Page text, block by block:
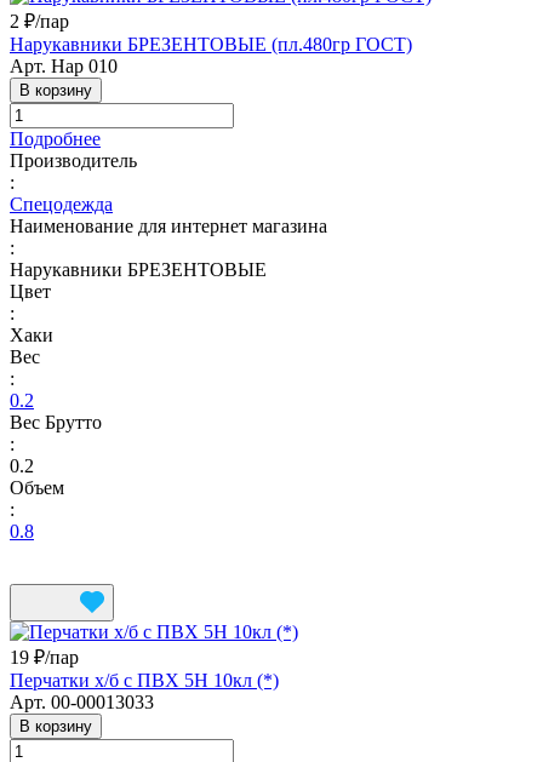
2 ₽/пар
Нарукавники БРЕЗЕНТОВЫЕ (пл.480гр ГОСТ)
Арт. Нар 010
В корзину
Подробнее
Производитель
:
Спецодежда
Наименование для интернет магазина
:
Нарукавники БРЕЗЕНТОВЫЕ
Цвет
:
Хаки
Вес
:
0.2
Вес Брутто
:
0.2
Объем
:
0.8
19 ₽/пар
Перчатки х/б с ПВХ 5Н 10кл (*)
Арт. 00-00013033
В корзину